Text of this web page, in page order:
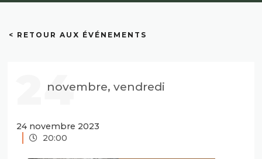
< RETOUR AUX ÉVÉNEMENTS
24
novembre, vendredi
24 novembre 2023
20:00